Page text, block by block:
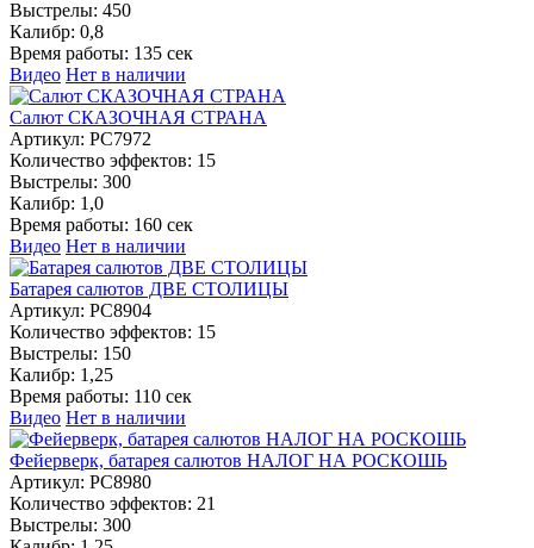
Выстрелы: 450
Калибр: 0,8
Время работы: 135 сек
Видео Нет в наличии
Салют СКАЗОЧНАЯ СТРАНА
Артикул: РС7972
Количество эффектов: 15
Выстрелы: 300
Калибр: 1,0
Время работы: 160 сек
Видео Нет в наличии
Батарея салютов ДВЕ СТОЛИЦЫ
Артикул: РС8904
Количество эффектов: 15
Выстрелы: 150
Калибр: 1,25
Время работы: 110 сек
Видео Нет в наличии
Фейерверк, батарея салютов НАЛОГ НА РОСКОШЬ
Артикул: РС8980
Количество эффектов: 21
Выстрелы: 300